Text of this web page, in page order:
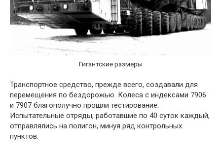
Гигантские размеры
Транспортное средство, прежде всего, создавали для
перемещения по бездорожью. Колеса с индексами 7906
и 7907 благополучно прошли тестирование.
Испытательные отряды, работавшие по 40 суток каждый,
отправлялись на полигон, минуя ряд контрольных
пунктов.